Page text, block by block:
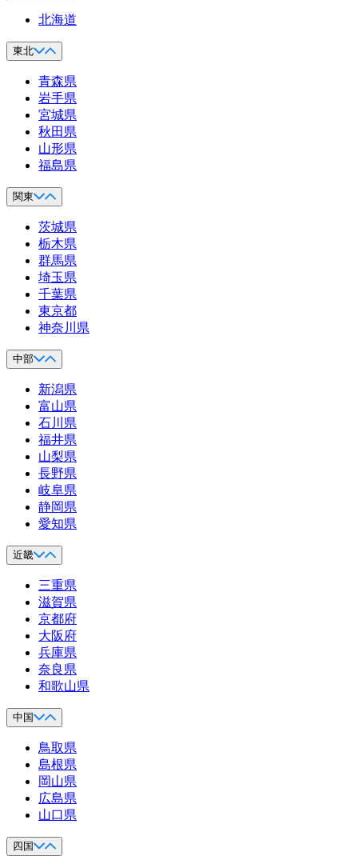
北海道
東北
青森県
岩手県
宮城県
秋田県
山形県
福島県
関東
茨城県
栃木県
群馬県
埼玉県
千葉県
東京都
神奈川県
中部
新潟県
富山県
石川県
福井県
山梨県
長野県
岐阜県
静岡県
愛知県
近畿
三重県
滋賀県
京都府
大阪府
兵庫県
奈良県
和歌山県
中国
鳥取県
島根県
岡山県
広島県
山口県
四国